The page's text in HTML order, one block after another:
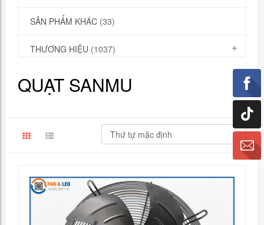
SẢN PHẨM KHÁC (33)
THƯƠNG HIỆU (1037)
QUẠT SANMU